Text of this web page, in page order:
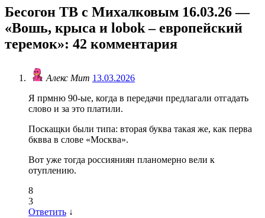
Бесогон ТВ с Михалковым 16.03.26 —
«Вошь, крыса и lobok – европейский
теремок»: 42 комментария
Алекс Мит 13.03.2026
Я прмню 90-ые, когда в передачи предлагали отгадать
слово и за это платили.
Поскащки были типа: вторая буква такая же, как перва
бквва в слове «Москва».
Вот уже тогда россияниян планомерно вели к
отуплению.
8
3
Ответить ↓